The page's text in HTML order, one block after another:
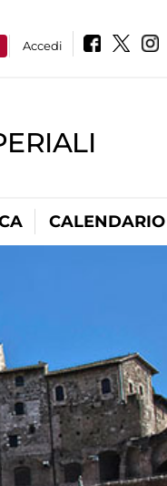
Accedi
CALENDARIO